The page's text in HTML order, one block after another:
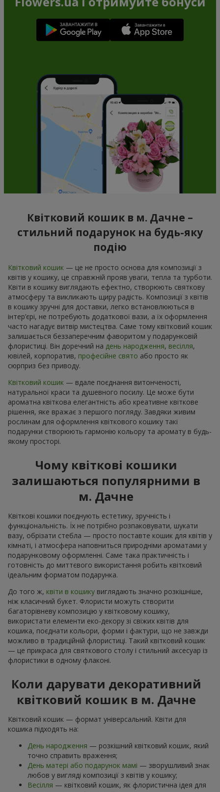
Квітковий кошик в м. Дачне –
стильний подарунок на будь-яку
подію
Квітковий кошик — це не просто основа для композиції з
квітів у кошику, це справжній прояв уваги, тепла та турботи.
Квіти в кошику виглядають ефектно, створюють святкову
атмосферу та викликають щиру радість. Композиції з квітів
в кошику зручні для доставки, легко встановлюються в
інтер’єрі, не потребують додаткової вази, а їх оформлення
часто нагадує витвір мистецтва. Саме тому квітковий кошик
залишається беззаперечним фаворитом у подарунковій
флористиці. Він доречний на день народження, весілля,
ювілей, корпоратив, професійне свято або просто як
сюрприз без приводу.
Квітковий кошик — вдале поєднання витонченості,
натуральної краси та душевного посилу. Це може бути
ароматна квіткова елегантність або креативне квіткове
рішення, яке вражає з першого погляду. Завдяки живим
рослинам для оформлення квіткового кошику такі
подарунки створюють гармонію кольору та аромату в будь-
якому просторі.
Чому квіткові кошики
залишаються популярними в
м. Дачне
Квіткові кошики поєднують естетику, зручність і
функціональність. Їх не потрібно розпаковувати, шукати
вазу, обрізати стебла — просто поставте кошик для квітів у
кімнаті, і атмосфера наповниться природніми ароматами у
подарунковому оформленні. Саме така практичність і
готовність до миттєвого використання робить квітковий
ідеальним форматом подарунка.
До того ж, квіти в кошику виглядають значно розкішніше,
ніж класичний букет. Флористи можуть створити
багаторівневу композицію у квітковому кошику,
використати елементи еко-декору зі свіжих квітів для
кошика, поєднати кольори, форми і фактури, що не завжди
можливо в традиційній флористиці. Такий квітковий кошик
— це прикраса для святкового столу і стильний аксесуар із
флористики в одному флаконі.
Коли дарувати декоративний
квітковий кошик в м. Дачне
Квітковий кошик — формат універсальний. Квіти для
кошика підходять на:
День народження — розкішний квітковий кошик, який
точно справить враження;
День матері або подарунок мамі — зворушливий знак
любов у вигляді композиції з квітів у кошику;
Весілля — квітковий кошик, як флористична ідея для